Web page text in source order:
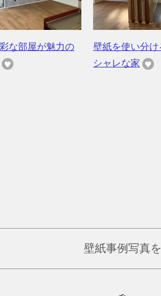
な部屋が魅力の
壁紙を使い分け
シャレな家
壁紙事例写真